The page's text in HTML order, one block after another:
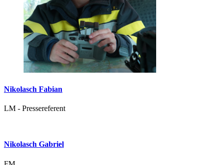
Nikolasch Fabian
LM - Pressereferent
Nikolasch Gabriel